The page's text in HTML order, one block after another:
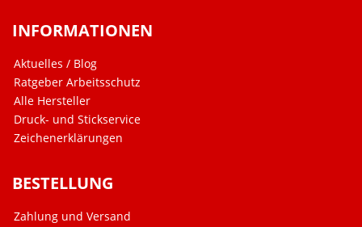
INFORMATIONEN
Aktuelles / Blog
Ratgeber Arbeitsschutz
Alle Hersteller
Druck- und Stickservice
Zeichenerklärungen
BESTELLUNG
Zahlung und Versand